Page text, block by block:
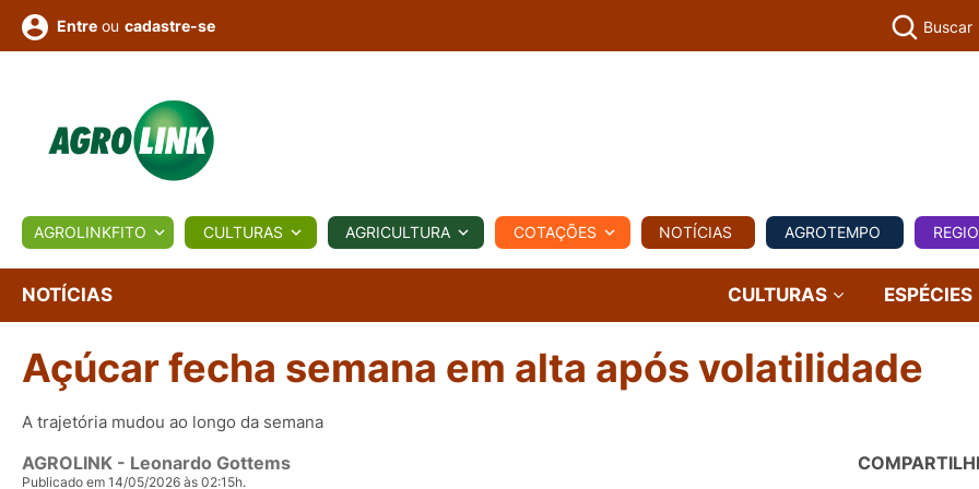
BIOLÓGICOS COTAÇÕES NOTÍCIAS AGROTEMPO REGIONAL COMERCIAL AGROVIAGENS
Conversor Colunistas Eventos
e
Vídeos
Entre ou cadastre-se Buscar
AGROLINKFITO CULTURAS AGRICULTURA COTAÇÕES NOTÍCIAS AGROTEMPO
NOTÍCIAS CULTURAS ESPÉCIES
Açúcar fecha semana em alta após volatilidade
A trajetória mudou ao longo da semana
AGROLINK - Leonardo Gottems
Publicado em 14/05/2026 às 02:15h.